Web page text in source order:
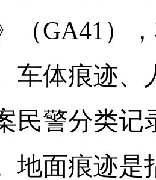
（GA41）
车体痕迹、
民警分类记
地面痕迹是